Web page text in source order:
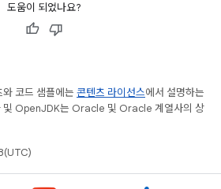
도움이 되었나요?
코드 샘플에는 콘텐츠 라이선스에서 설명하는
및 OpenJDK는 Oracle 및 Oracle 계열사의 상